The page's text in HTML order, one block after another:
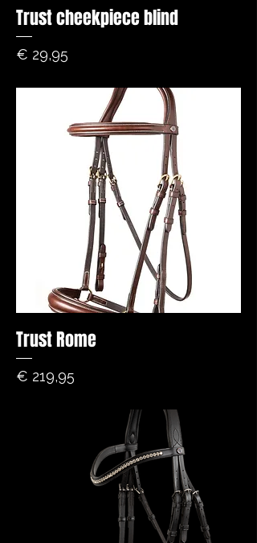
Trust cheekpiece blind
Prijs
€ 29,95
Trust Rome
Prijs
€ 219,95